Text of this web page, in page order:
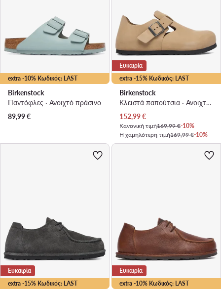
extra -10% Κωδικός: LAST
Birkenstock
Παντόφλες · Ανοιχτό πράσινο
89,99€
extra -15% Κωδικός: LAST
Ευκαιρία
Birkenstock
Κλειστά παπούτσια · Ανοιχτό μπεζ
Τρέχουσα τιμή
152,99€
Κανονική τιμή169,99 €-10%
Η χαμηλότερη τιμή169,99 €-10%
extra -15% Κωδικός: LAST
Ευκαιρία
extra -10% Κωδικός: LAST
Ευκαιρία